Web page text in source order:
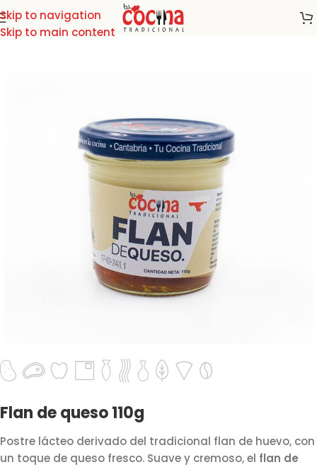
Skip to navigation
Skip to main content
Inicio/Todos los productos
Flan de queso 110g
Postre lácteo derivado del tradicional flan de huevo, con
un toque de queso fresco. Suave y cremoso, el flan de